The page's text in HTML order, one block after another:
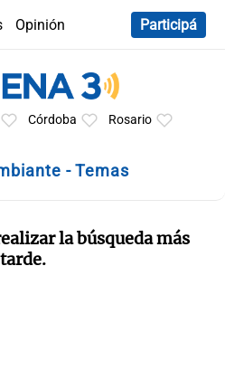
Opinión
Participá
Córdoba Rosario
- Temas
la búsqueda más
tarde.